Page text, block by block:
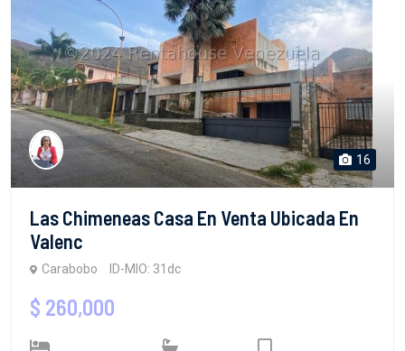
16
Las Chimeneas Casa En Venta Ubicada En
Valenc
Carabobo ID-MIO: 31dc
$ 260,000